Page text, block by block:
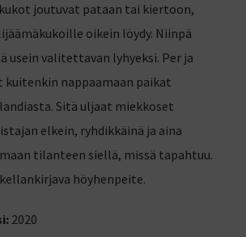
joutuvat pataan tai kiertoon,
oikein löydy. Niinpä
usein valitettavan lyhyeksi. Per ja
kuitenkin nappaamaan paikat
Sitä uljaat miekkoset
elkein, ryhdikkäinä ja aina
tilanteen siellä, missä tapahtuu.
höyhenpeite.
2020